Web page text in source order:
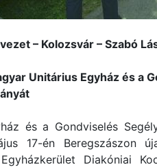
– Kolozsvár – Szabó
Unitárius Egyház és a
és a Gondviselés
17-én Beregszászon
Diakóniai